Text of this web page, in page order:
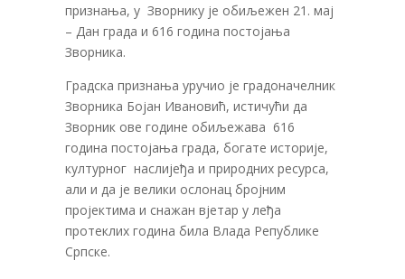
признања, у Зворнику je обиљежен 21. мај
– Дан града и 616 година постојања
Зворника.
Градска признања уручио је градоначелник
Зворника Бојан Ивановић, истичући да
Зворник ове године обиљежава 616
година постојања града, богате историје,
културног наслијеђа и природних ресурса,
aли и да је велики ослонац бројним
пројектима и снажан вјетар у леђа
протеклих година била Влада Републике
Српске.